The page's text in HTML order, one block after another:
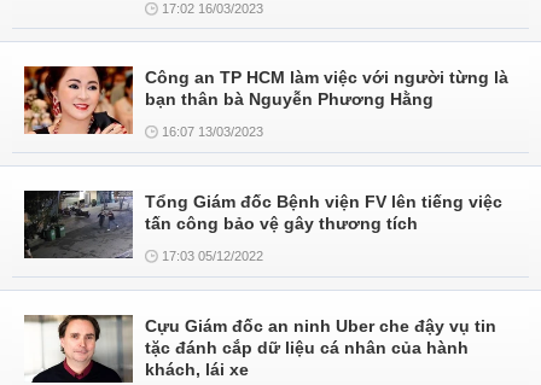
17:02 16/03/2023
Công an TP HCM làm việc với người từng là
bạn thân bà Nguyễn Phương Hằng
16:07 13/03/2023
Tổng Giám đốc Bệnh viện FV lên tiếng việc
tấn công bảo vệ gây thương tích
17:03 05/12/2022
Cựu Giám đốc an ninh Uber che đậy vụ tin
tặc đánh cắp dữ liệu cá nhân của hành
khách, lái xe